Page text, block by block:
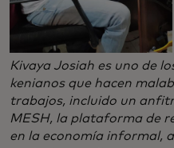
Kivaya Josiah es uno de
kenianos que hacen
trabajos, incluido un
MESH, la plataforma de
en la economía informal,